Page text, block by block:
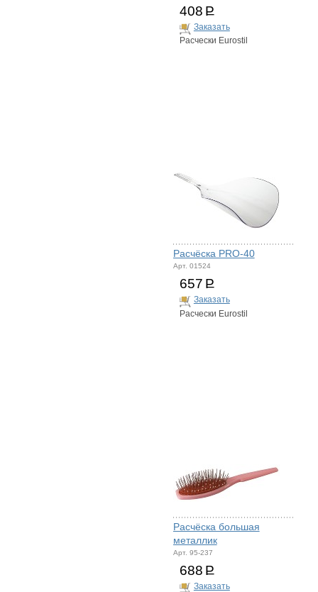
408 Р
Заказать
Расчески Eurostil
Расчёска PRO-40
Арт. 01524
657 Р
Заказать
Расчески Eurostil
Расчёска большая
металлик
Арт. 95-237
688 Р
Заказать